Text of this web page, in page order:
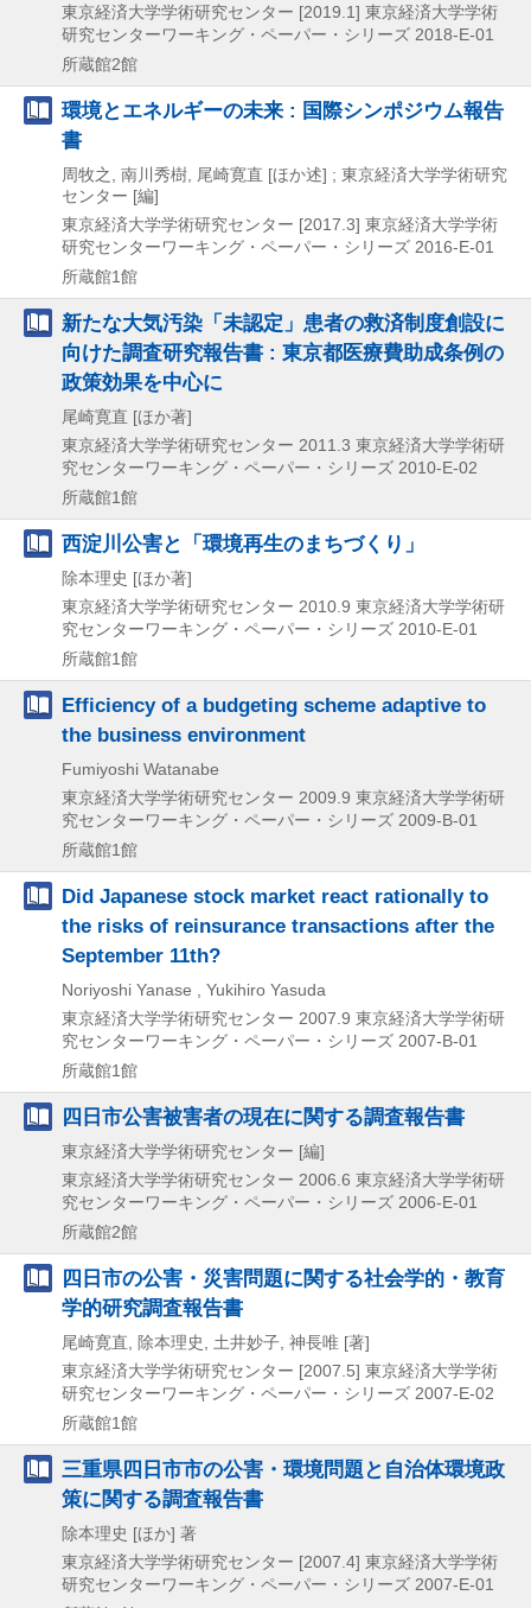
東京経済大学学術研究センター [2019.1] 東京経済大学学術
研究センターワーキング・ペーパー・シリーズ 2018-E-01
所蔵館2館
環境とエネルギーの未来 : 国際シンポジウム報告
書
周牧之, 南川秀樹, 尾崎寛直 [ほか述] ; 東京経済大学学術研究
センター [編]
東京経済大学学術研究センター [2017.3] 東京経済大学学術
研究センターワーキング・ペーパー・シリーズ 2016-E-01
所蔵館1館
新たな大気汚染「未認定」患者の救済制度創設に
向けた調査研究報告書 : 東京都医療費助成条例の
政策効果を中心に
尾崎寛直 [ほか著]
東京経済大学学術研究センター 2011.3 東京経済大学学術研
究センターワーキング・ペーパー・シリーズ 2010-E-02
所蔵館1館
西淀川公害と「環境再生のまちづくり」
除本理史 [ほか著]
東京経済大学学術研究センター 2010.9 東京経済大学学術研
究センターワーキング・ペーパー・シリーズ 2010-E-01
所蔵館1館
Efficiency of a budgeting scheme adaptive to
the business environment
Fumiyoshi Watanabe
東京経済大学学術研究センター 2009.9 東京経済大学学術研
究センターワーキング・ペーパー・シリーズ 2009-B-01
所蔵館1館
Did Japanese stock market react rationally to
the risks of reinsurance transactions after the
September 11th?
Noriyoshi Yanase , Yukihiro Yasuda
東京経済大学学術研究センター 2007.9 東京経済大学学術研
究センターワーキング・ペーパー・シリーズ 2007-B-01
所蔵館1館
四日市公害被害者の現在に関する調査報告書
東京経済大学学術研究センター [編]
東京経済大学学術研究センター 2006.6 東京経済大学学術研
究センターワーキング・ペーパー・シリーズ 2006-E-01
所蔵館2館
四日市の公害・災害問題に関する社会学的・教育
学的研究調査報告書
尾崎寛直, 除本理史, 土井妙子, 神長唯 [著]
東京経済大学学術研究センター [2007.5] 東京経済大学学術
研究センターワーキング・ペーパー・シリーズ 2007-E-02
所蔵館1館
三重県四日市市の公害・環境問題と自治体環境政
策に関する調査報告書
除本理史 [ほか] 著
東京経済大学学術研究センター [2007.4] 東京経済大学学術
研究センターワーキング・ペーパー・シリーズ 2007-E-01